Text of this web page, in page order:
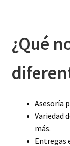
¿Qué
Asesoría
Variedad
más.
Entregas